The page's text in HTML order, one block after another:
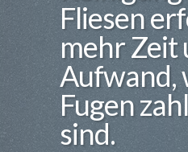
Fliesen
mehr Zeit
Aufwand,
Fugen
sind.